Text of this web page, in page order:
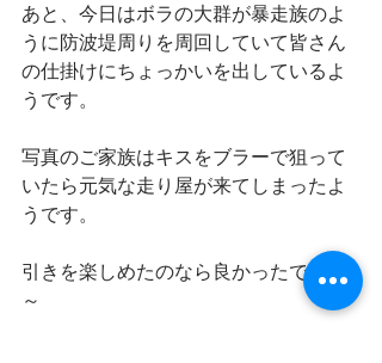
あと、今日はボラの大群が暴走族のよ
うに防波堤周りを周回していて皆さん
の仕掛けにちょっかいを出しているよ
うです。
写真のご家族はキスをブラーで狙って
いたら元気な走り屋が来てしまったよ
うです。
引きを楽しめたのなら良かったですね
～